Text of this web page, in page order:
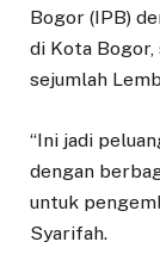
Bogor (IPB)
di Kota Bogor,
sejumlah
“Ini jadi
dengan
untuk
Syarifah.